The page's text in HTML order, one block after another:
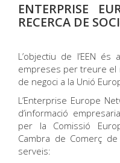
ENTERPRISE
RECERCA DE
L’objectiu de l’EEN
empreses per treure el
de negoci a la Unió
L’Enterprise Europe
d’informació
per la Comissió
Cambra de Comerç
serveis: